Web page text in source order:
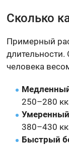
Сколько
Примерный
человека
250–280
380–430
Быстрый